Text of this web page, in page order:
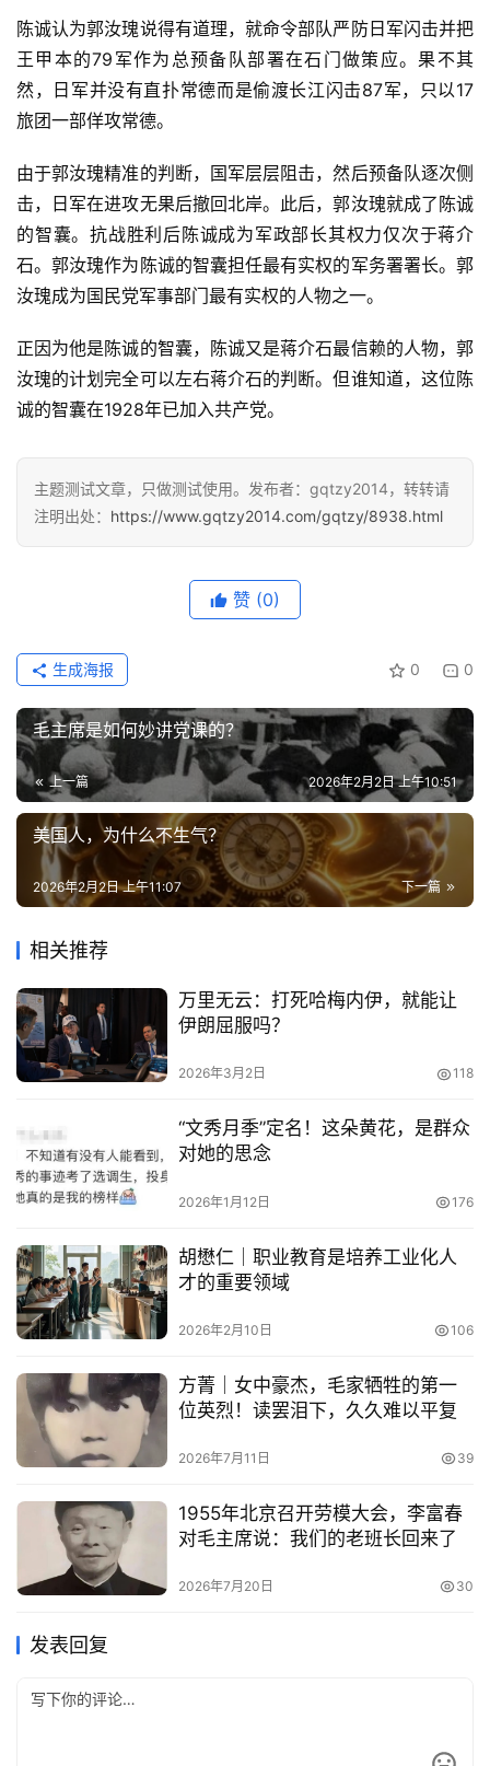
陈诚认为郭汝瑰说得有道理，就命令部队严防日军闪击并把
王甲本的79军作为总预备队部署在石门做策应。果不其
然，日军并没有直扑常德而是偷渡长江闪击87军，只以17
旅团一部佯攻常德。
由于郭汝瑰精准的判断，国军层层阻击，然后预备队逐次侧
击，日军在进攻无果后撤回北岸。此后，郭汝瑰就成了陈诚
的智囊。抗战胜利后陈诚成为军政部长其权力仅次于蒋介
石。郭汝瑰作为陈诚的智囊担任最有实权的军务署署长。郭
汝瑰成为国民党军事部门最有实权的人物之一。
正因为他是陈诚的智囊，陈诚又是蒋介石最信赖的人物，郭
汝瑰的计划完全可以左右蒋介石的判断。但谁知道，这位陈
诚的智囊在1928年已加入共产党。
主题测试文章，只做测试使用。发布者：gqtzy2014，转转请
注明出处： https://www.gqtzy2014.com/gqtzy/8938.html
赞 (0)
0 0
生成海报
毛主席是如何妙讲党课的？
上一篇 2026年2月2日 上午10:51
美国人，为什么不生气？
下一篇
2026年2月2日 上午11:07
相关推荐
万里无云：打死哈梅内伊，就能让
伊朗屈服吗？
2026年3月2日 118
“文秀月季”定名！这朵黄花，是群众
对她的思念
2026年1月12日 176
胡懋仁｜职业教育是培养工业化人
才的重要领域
2026年2月10日 106
方菁｜女中豪杰，毛家牺牲的第一
位英烈！读罢泪下，久久难以平复
2026年7月11日 39
1955年北京召开劳模大会，李富春
对毛主席说：我们的老班长回来了
2026年7月20日 30
发表回复